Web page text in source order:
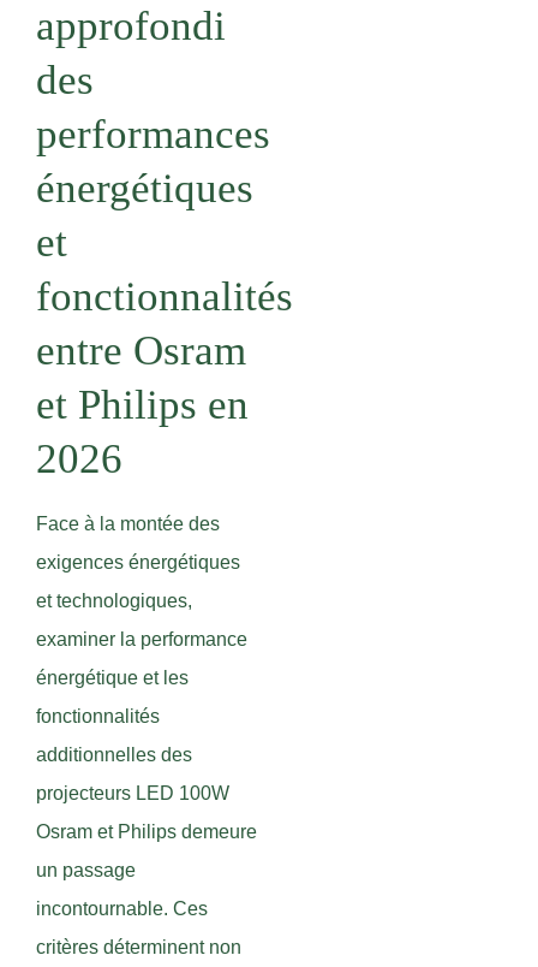
approfondi
des
performances
énergétiques
et
fonctionnalités
entre Osram
et Philips en
2026
Face à la montée des
exigences énergétiques
et technologiques,
examiner la performance
énergétique et les
fonctionnalités
additionnelles des
projecteurs LED 100W
Osram et Philips demeure
un passage
incontournable. Ces
critères déterminent non